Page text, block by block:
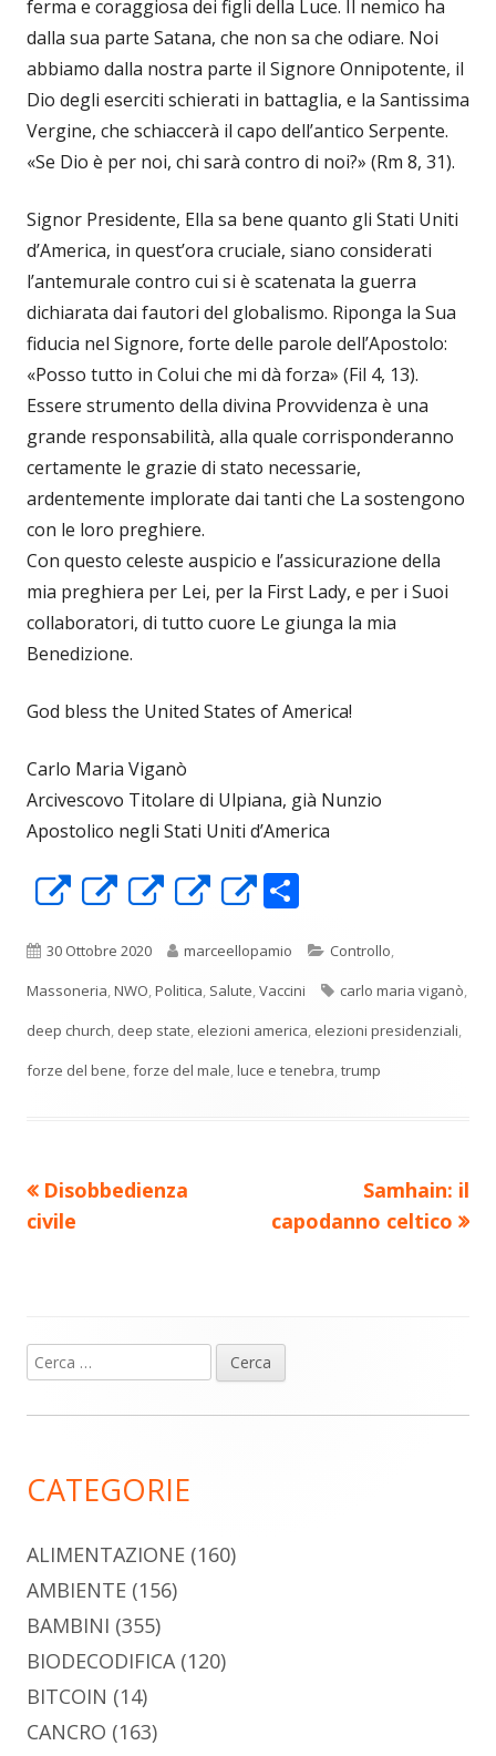
ferma e coraggiosa dei figli della Luce. Il nemico ha
dalla sua parte Satana, che non sa che odiare. Noi
abbiamo dalla nostra parte il Signore Onnipotente, il
Dio degli eserciti schierati in battaglia, e la Santissima
Vergine, che schiaccerà il capo dell’antico Serpente.
«Se Dio è per noi, chi sarà contro di noi?» (Rm 8, 31).
Signor Presidente, Ella sa bene quanto gli Stati Uniti
d’America, in quest’ora cruciale, siano considerati
l’antemurale contro cui si è scatenata la guerra
dichiarata dai fautori del globalismo. Riponga la Sua
fiducia nel Signore, forte delle parole dell’Apostolo:
«Posso tutto in Colui che mi dà forza» (Fil 4, 13).
Essere strumento della divina Provvidenza è una
grande responsabilità, alla quale corrisponderanno
certamente le grazie di stato necessarie,
ardentemente implorate dai tanti che La sostengono
con le loro preghiere.
Con questo celeste auspicio e l’assicurazione della
mia preghiera per Lei, per la First Lady, e per i Suoi
collaboratori, di tutto cuore Le giunga la mia
Benedizione.
God bless the United States of America!
Carlo Maria Viganò
Arcivescovo Titolare di Ulpiana, già Nunzio
Apostolico negli Stati Uniti d’America
Apre
una
nuova
finestra
Apre
una
nuova
finestra
Apre
una
nuova
finestra
Apre
una
nuova
finestra
Apre
una
nuova
finestra
n
di
vi
di
Pubblicato
30 Ottobre 2020 Autore
marceellopamio Categorie
Controllo,
Massoneria,NWO,Politica, Salute,Vaccini Tag
carlo maria viganò,
deep church, deep state, elezioni america, elezioni presidenziali,
forze del bene,forze del male,luce e tenebra,trump
Navigazione
Precedente
articolo:
Disobbedienza
civile
Nuovo
articolo:
Samhain: il
capodanno celtico
Barra
laterale
Ricerca
per:
CATEGORIE
ALIMENTAZIONE (160)
AMBIENTE (156)
BAMBINI (355)
BIODECODIFICA(120)
BITCOIN (14)
CANCRO (163)